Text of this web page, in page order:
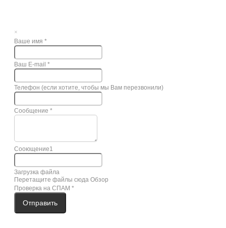
×
Ваше имя *
Ваш E-mail *
Телефон (если хотите, чтобы мы Вам перезвонили)
Сообщение *
Сооющение1
Загрузка файла
Перетащите файлы сюда Обзор
Проверка на СПАМ *
Отправить